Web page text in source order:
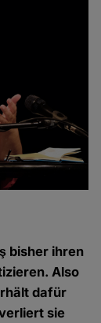
bisher ihren
Also
dafür
sie